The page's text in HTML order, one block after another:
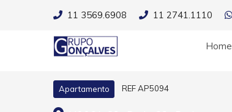
11 3569.6908 11 2741.1110
Home
Apartamento REF AP5094